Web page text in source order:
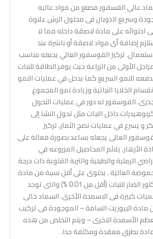
عالي الفسفور مصنع من مواد عاليه
وسريع الذوبان فى محلول الرش علاوة
احتوائه على مادة لاصقة داخله مما لا
إضافة أى مواد لاصقة أو ناشرة عند
تركيز الفوسفور العالي يجعله مناسب
الأولى من الزراعة حيث يوفر الطاقة للنبات
للنمو السريع كما يدخل في عمليات النمو
الخلايا النباتية وزيادة نمو المجموع
الفوسفور له دور في عمليات التحول
داخل النبات مثل تحول النشا إلى
و يسرع في عمليات نضج الثمار. تركيز
العالى يجعله يساعد بصورة فعالة على
الأزهار. يلائم المحاصيل المزروعه في
الرملية والطينية والتربة القلوية ذات درجة
العالية . يحتوى على أقل نسبة من مادة
الكلور الضار للنبات (أقل من 0.01 %) والتى توجد
كبيرة فى الاسمدة الأخرى. السماد خالى
مادة البيوريت السامة – الموجودة فى تركيب
الأسمدة الاخرى – ويتم التخلص من هذه
بطرق معقدة ومكلفة جدا.